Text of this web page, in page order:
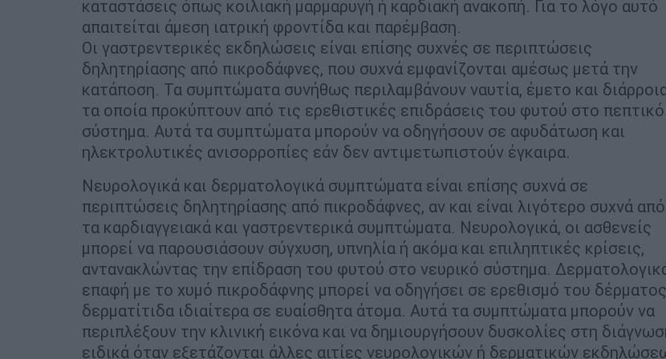
καταστάσεις όπως κοιλιακή μαρμαρυγή ή καρδιακή ανακοπή. Για το λόγο αυτό
απαιτείται άμεση ιατρική φροντίδα και παρέμβαση.
Οι γαστρεντερικές εκδηλώσεις είναι επίσης συχνές σε περιπτώσεις
δηλητηρίασης από πικροδάφνες, που συχνά εμφανίζονται αμέσως μετά την
κατάποση. Τα συμπτώματα συνήθως περιλαμβάνουν ναυτία, έμετο και
τα οποία προκύπτουν από τις ερεθιστικές επιδράσεις του φυτού στο πεπτικό
σύστημα. Αυτά τα συμπτώματα μπορούν να οδηγήσουν σε αφυδάτωση και
ηλεκτρολυτικές ανισορροπίες εάν δεν αντιμετωπιστούν έγκαιρα.
Νευρολογικά και δερματολογικά συμπτώματα είναι επίσης συχνά σε
περιπτώσεις δηλητηρίασης από πικροδάφνες, αν και είναι λιγότερο συχνά από
τα καρδιαγγειακά και γαστρεντερικά συμπτώματα. Νευρολογικά, οι ασθενείς
μπορεί να παρουσιάσουν σύγχυση, υπνηλία ή ακόμα και επιληπτικές κρίσεις,
αντανακλώντας την επίδραση του φυτού στο νευρικό σύστημα.
επαφή με το χυμό πικροδάφνης μπορεί να οδηγήσει σε ερεθισμό του
δερματίτιδα ιδιαίτερα σε ευαίσθητα άτομα. Αυτά τα συμπτώματα μπορούν να
περιπλέξουν την κλινική εικόνα και να δημιουργήσουν δυσκολίες στη
ειδικά όταν εξετάζονται άλλες αιτίες νευρολογικών ή δερματικών